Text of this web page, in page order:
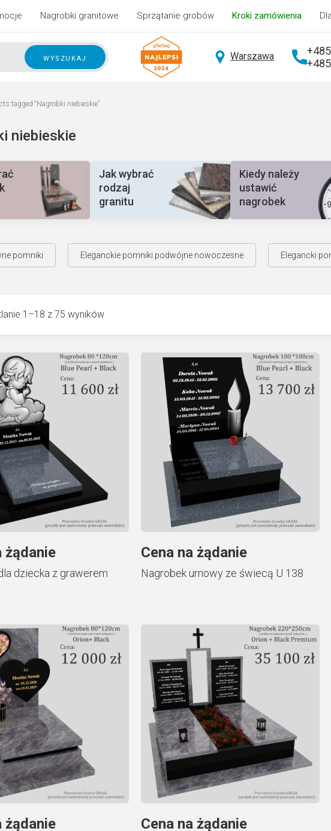
Nagrobki granitowe Sprzątanie grobów Kroki zamówienia
wyszukaj Warszawa
tagged “Nagrobki niebieskie”
niebieskie
Jak wybrać
rodzaj
granitu
Kiedy należy
ustawić
nagrobek
pomniki Eleganckie pomniki podwójne nowoczesne Elegancki
1–18 z 75 wyników
żądanie
dziecka z grawerem
Cena na żądanie
Nagrobek urnowy ze świecą U 138
żądanie Cena na żądanie